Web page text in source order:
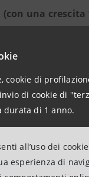
cookie di
di cookie di
durata di 1 anno.
all’uso dei
esperienza di
una
(con
durante tutta
fase di crisi
delle
sociale